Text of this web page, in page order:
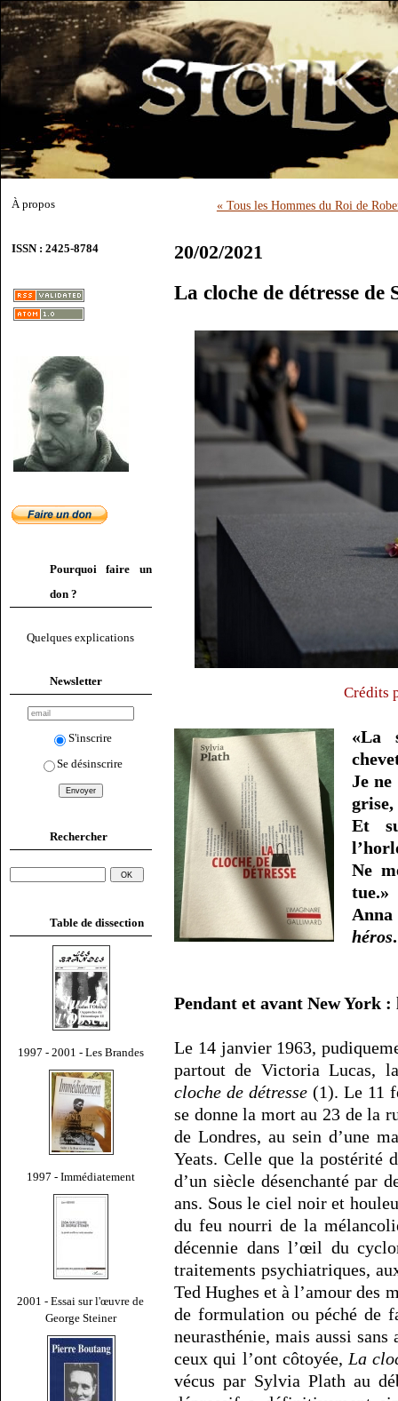
À propos
ISSN : 2425-8784
Pourquoi faire un
don ?
Quelques explications
Newsletter
S'inscrire
Se désinscrire
Rechercher
Table de dissection
1997 - 2001 - Les Brandes
1997 - Immédiatement
2001 - Essai sur l'œuvre de
George Steiner
« Tous les Hommes du Roi de
20/02/2021
La cloche de détresse
Crédits
«La
Je
grise,
Et
Ne
tue.»
héros.
Pendant et avant New York :
Le 14 janvier 1963,
partout de Victoria Lucas,
cloche de détresse (1). Le 11
se donne la mort au 23 de la
de Londres, au sein d’une
Yeats. Celle que la postérité
d’un siècle désenchanté par
ans. Sous le ciel noir et
du feu nourri de la
décennie dans l’œil du
traitements psychiatriques,
Ted Hughes et à l’amour des
de formulation ou péché de
neurasthénie, mais aussi
ceux qui l’ont côtoyée, La
vécus par Sylvia Plath au